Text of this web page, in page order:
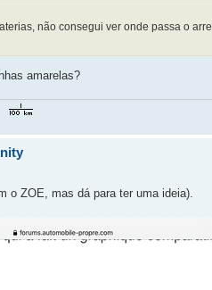
não consegui ver onde passa o
amarelas?
o ZOE, mas dá para ter uma ideia).